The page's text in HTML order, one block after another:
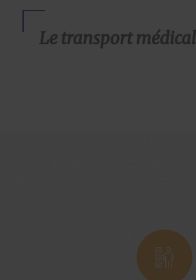
Le transport